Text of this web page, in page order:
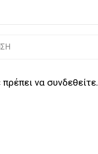
πρέπει να συνδεθείτε.